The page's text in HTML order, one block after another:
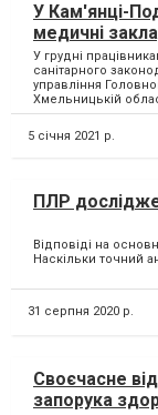
У Кам'янці-
медичні
У грудні
санітарного
управління
Хмельницькій
5 січня 2021 р.
ПЛР
Відповіді на
Наскільки точний
31 серпня 2020 р.
Своєчасне
запорука